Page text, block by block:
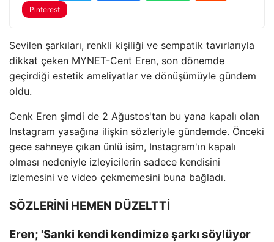
Pinterest
Sevilen şarkıları, renkli kişiliği ve sempatik tavırlarıyla
dikkat çeken MYNET-Cent Eren, son dönemde
geçirdiği estetik ameliyatlar ve dönüşümüyle gündem
oldu.
Cenk Eren şimdi de 2 Ağustos'tan bu yana kapalı olan
Instagram yasağına ilişkin sözleriyle gündemde. Önceki
gece sahneye çıkan ünlü isim, Instagram'ın kapalı
olması nedeniyle izleyicilerin sadece kendisini
izlemesini ve video çekmemesini buna bağladı.
SÖZLERİNİ HEMEN DÜZELTTİ
Eren; 'Sanki kendi kendimize şarkı söylüyor